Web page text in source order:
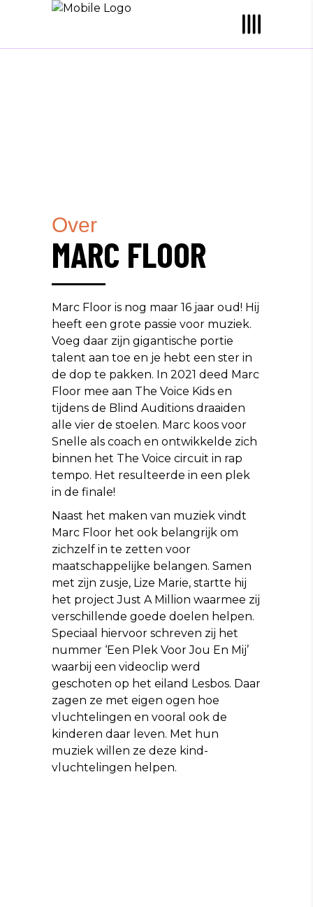
Over
MARC FLOOR
Marc Floor is nog maar 16 jaar oud! Hij
heeft een grote passie voor muziek.
Voeg daar zijn gigantische portie
talent aan toe en je hebt een ster in
de dop te pakken. In 2021 deed Marc
Floor mee aan The Voice Kids en
tijdens de Blind Auditions draaiden
alle vier de stoelen. Marc koos voor
Snelle als coach en ontwikkelde zich
binnen het The Voice circuit in rap
tempo. Het resulteerde in een plek
in de finale!
Naast het maken van muziek vindt
Marc Floor het ook belangrijk om
zichzelf in te zetten voor
maatschappelijke belangen. Samen
met zijn zusje, Lize Marie, startte hij
het project Just A Million waarmee zij
verschillende goede doelen helpen.
Speciaal hiervoor schreven zij het
nummer ‘Een Plek Voor Jou En Mij’
waarbij een videoclip werd
geschoten op het eiland Lesbos. Daar
zagen ze met eigen ogen hoe
vluchtelingen en vooral ook de
kinderen daar leven. Met hun
muziek willen ze deze kind-
vluchtelingen helpen.